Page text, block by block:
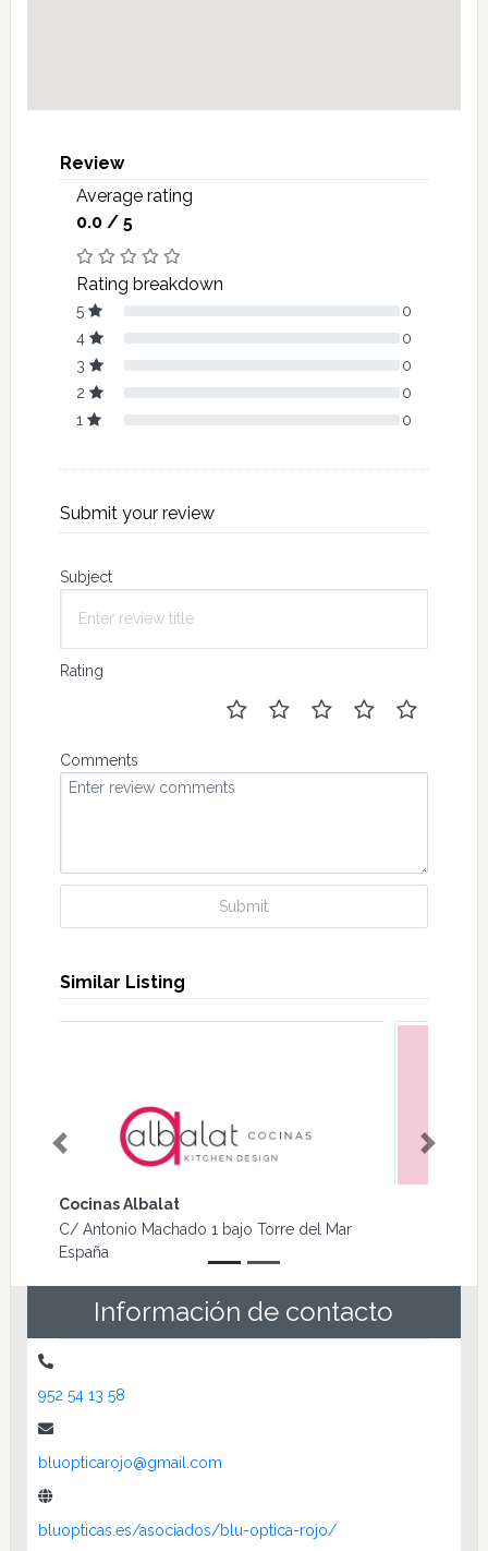
Review
Average rating
0.0 / 5
Rating breakdown
5
0
4
0
3
0
2
0
1
0
Submit your review
Subject
Rating
Comments
Submit
Similar Listing
Paola Zampetti
Paseo Marítimo de Pte., 16, 29740 Torre del
Mar, Málaga, España Torre del Mar España
Previous Next
Información de contacto
952 54 13 58
bluopticarojo@gmail.com
bluopticas.es/asociados/blu-optica-rojo/